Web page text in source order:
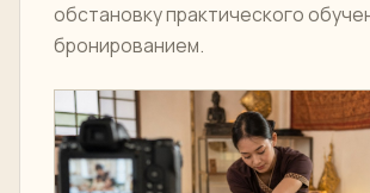
обстановку практического
бронированием.